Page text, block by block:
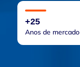
+25
Anos de mercado